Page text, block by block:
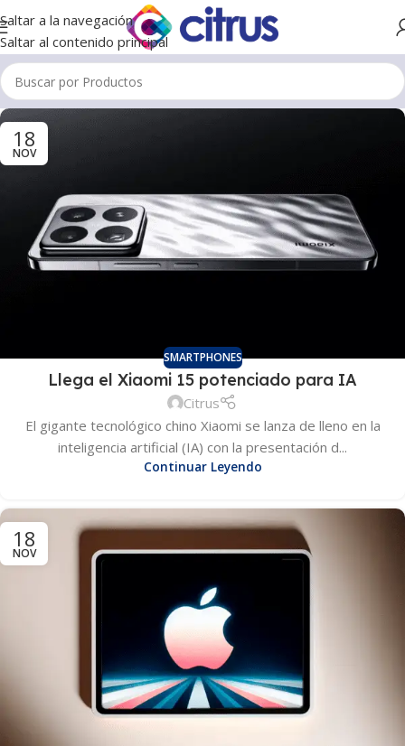
Saltar a la navegación
Saltar al contenido principal
18
NOV
SMARTPHONES
Llega el Xiaomi 15 potenciado para IA
Citrus
El gigante tecnológico chino Xiaomi se lanza de lleno en la
inteligencia artificial (IA) con la presentación d...
Continuar Leyendo
18
NOV